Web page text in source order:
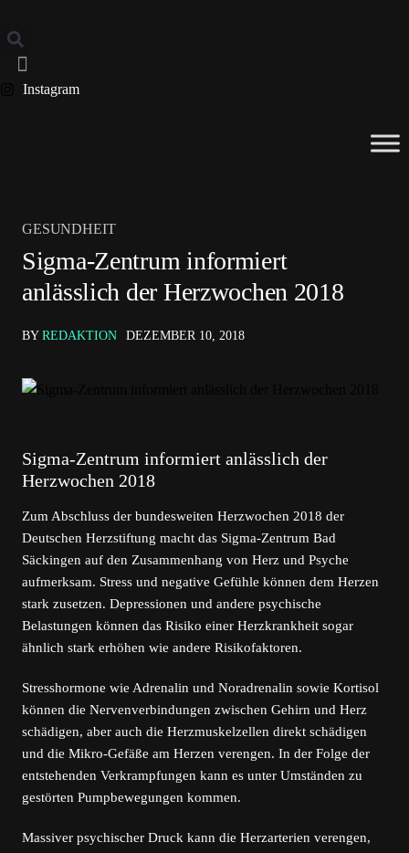
Instagram
GESUNDHEIT
Sigma-Zentrum informiert
anlässlich der Herzwochen 2018
BY REDAKTION DEZEMBER 10, 2018
Sigma-Zentrum informiert anlässlich der
Herzwochen 2018
Zum Abschluss der bundesweiten Herzwochen 2018 der
Deutschen Herzstiftung macht das Sigma-Zentrum Bad
Säckingen auf den Zusammenhang von Herz und Psyche
aufmerksam. Stress und negative Gefühle können dem Herzen
stark zusetzen. Depressionen und andere psychische
Belastungen können das Risiko einer Herzkrankheit sogar
ähnlich stark erhöhen wie andere Risikofaktoren.
Stresshormone wie Adrenalin und Noradrenalin sowie Kortisol
können die Nervenverbindungen zwischen Gehirn und Herz
schädigen, aber auch die Herzmuskelzellen direkt schädigen
und die Mikro-Gefäße am Herzen verengen. In der Folge der
entstehenden Verkrampfungen kann es unter Umständen zu
gestörten Pumpbewegungen kommen.
Massiver psychischer Druck kann die Herzarterien verengen,